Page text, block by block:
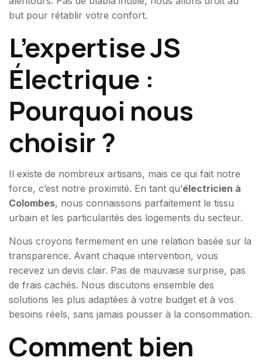
but pour rétablir votre confort.
L’expertise JS
Électrique :
Pourquoi nous
choisir ?
Il existe de nombreux artisans, mais ce qui fait notre
force, c’est notre proximité. En tant qu’électricien à
Colombes, nous connaissons parfaitement le tissu
urbain et les particularités des logements du secteur.
Nous croyons fermement en une relation basée sur la
transparence. Avant chaque intervention, vous
recevez un devis clair. Pas de mauvaise surprise, pas
de frais cachés. Nous discutons ensemble des
solutions les plus adaptées à votre budget et à vos
besoins réels, sans jamais pousser à la consommation.
Comment bien